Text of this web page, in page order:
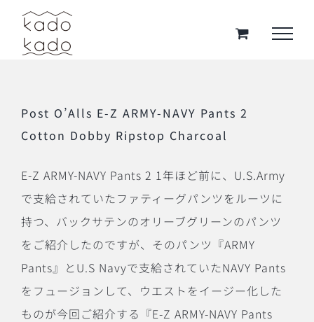
Skip
content
Post O’Alls E-Z ARMY-NAVY Pants 2
Cotton Dobby Ripstop Charcoal
E-Z ARMY-NAVY Pants 2 1年ほど前に、U.S.Army
で支給されていたファティーグパンツをルーツに
持つ、バックサテンのオリーブグリーンのパンツ
をご紹介したのですが、そのパンツ『ARMY
Pants』とU.S Navyで支給されていたNAVY Pants
をフュージョンして、ウエストをイージー化した
ものが今回ご紹介する『E-Z ARMY-NAVY Pants